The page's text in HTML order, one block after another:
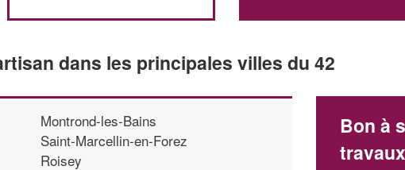
dans les principales villes du 42
Montrond-les-Bains
Saint-Marcellin-en-Forez
Roisey
Bon à
travaux